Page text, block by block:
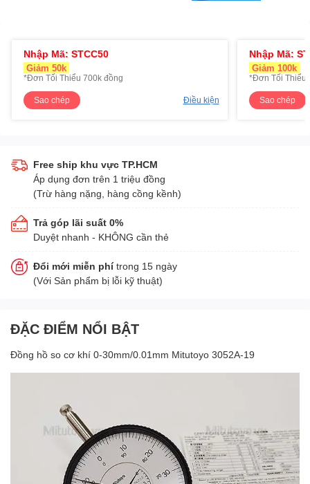
Nhập Mã: STCC50
Giảm 50k
*Đơn Tối Thiểu 700k đồng
Sao chép Điều kiện
Nhập Mã:
Giảm 100k
*Đơn Tối Thiểu
Sao chép
Free ship khu vực TP.HCM
Áp dụng đơn trên 1 triệu đồng
(Trừ hàng nặng, hàng cồng kềnh)
Trả góp lãi suất 0%
Duyệt nhanh - KHÔNG cần thẻ
Đổi mới miễn phítrong 15 ngày
(Với Sản phẩm bị lỗi kỹ thuật)
ĐẶC ĐIỂM NỔI BẬT
Đồng hồ so cơ khí 0-30mm/0.01mm Mitutoyo 3052A-19